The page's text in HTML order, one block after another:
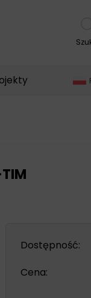
Dostępność:
Cena: